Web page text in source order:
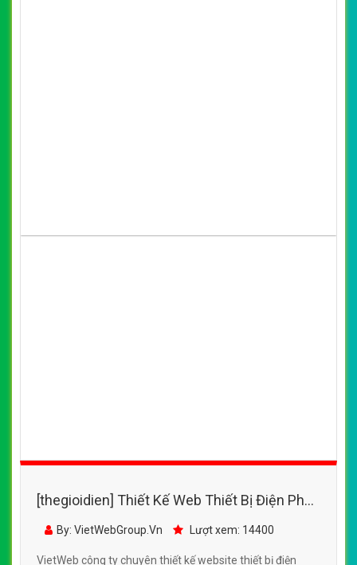
[thegioidien] Thiết Kế Web Thiết Bị Điện Phú
Gia đẹp, chuyên nghiệp chuẩn SEO
By: VietWebGroup.Vn Lượt xem: 14400
VietWeb công ty chuyên thiết kế website thiết bị điện